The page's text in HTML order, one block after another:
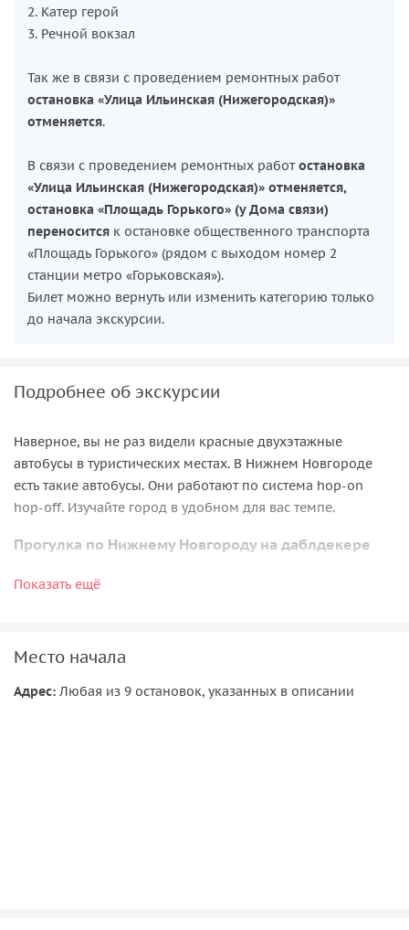
2. Катер герой
3. Речной вокзал
Так же в связи с проведением ремонтных работ
остановка «Улица Ильинская (Нижегородская)»
отменяется.
В связи с проведением ремонтных работостановка
«Улица Ильинская (Нижегородская)» отменяется,
остановка «Площадь Горького» (у Дома связи)
переносится к остановке общественного транспорта
«Площадь Горького» (рядом с выходом номер 2
станции метро «Горьковская»).
Билет можно вернуть или изменить категорию только
до начала экскурсии.
Подробнее об экскурсии
Наверное, вы не раз видели красные двухэтажные
автобусы в туристических местах. В Нижнем Новгороде
есть такие автобусы. Они работают по система hop-on
hop-off. Изучайте город в удобном для вас темпе.
Прогулка по Нижнему Новгороду на даблдекере
Эта экскурсия идеально подходит для тех, кто впервые в
формируете свой маршрут самостоятельно. А аудиогид
Показать ещё
Место начала
Адрес: Любая из 9 остановок, указанных в описании